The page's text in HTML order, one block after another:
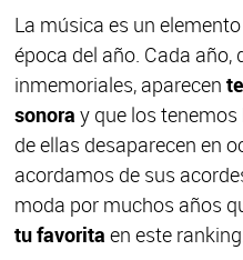
La música es un
época del año. Cada año,
inmemoriales, aparecen
sonora y que los
de ellas desaparecen en
acordamos de sus
moda por muchos años
tu favorita en este ranking.